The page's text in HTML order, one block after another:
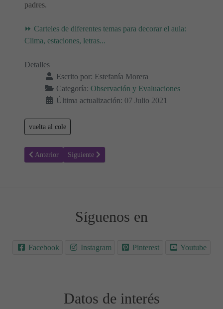
padres.
⏩ Carteles de diferentes temas para decorar el aula:
Clima, estaciones, letras...
Detalles
Escrito por: Estefanía Morera
Categoría: Observación y Evaluaciones
Última actualización: 07 Julio 2021
vuelta al cole
Artículo anterior: Programación didáctica para Educación infantil
Anterior Artículo siguiente: Evaluación inicial - Lengua
Siguiente
Síguenos en
Facebook Instagram Pinterest Youtube
Datos de interés